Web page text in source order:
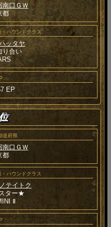
南口ＧＷ
都
ハウンドクラス
ッタヤ
り合い
EP
道府県
南口ＧＷ
都
ハウンドクラス
テイトク
ター★
Ⅱ